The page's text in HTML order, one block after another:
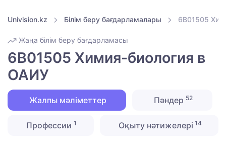
Univision.kz Білім беру бағдарламалары 6B01505
Жаңа білім беру бағдарламасы
6B01505 Химия-биология в
ОАИУ
Жалпы мәліметтер Пәндер 52
Профессии1 Оқыту нәтижелері 14